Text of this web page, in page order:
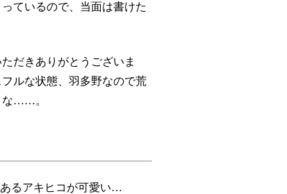
ているので、当面は書けた
だきありがとうございま
ルな状態、羽多野なので荒
な……。
るアキヒコが可愛い…